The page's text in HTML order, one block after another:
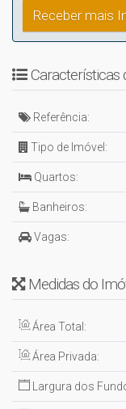
Características
Referência:
Tipo de Imóvel:
Quartos:
Banheiros:
Vagas:
Medidas do
Área Total:
Área Privada:
Largura dos